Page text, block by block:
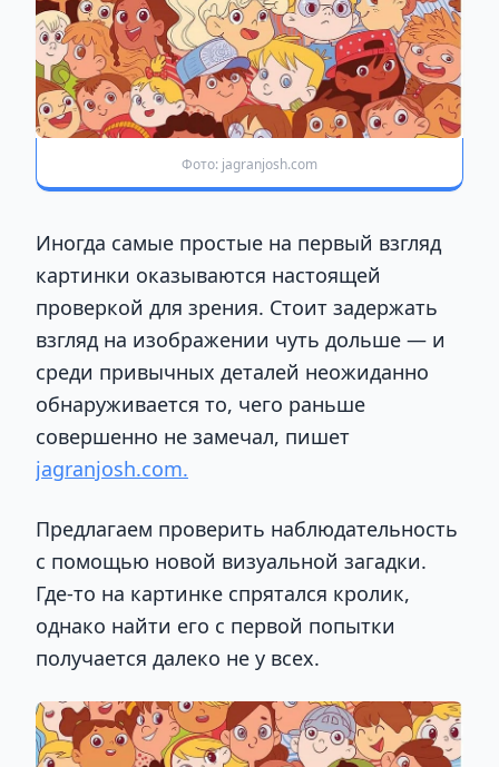
Фото: jagranjosh.com
Иногда самые простые на первый взгляд
картинки оказываются настоящей
проверкой для зрения. Стоит задержать
взгляд на изображении чуть дольше — и
среди привычных деталей неожиданно
обнаруживается то, чего раньше
совершенно не замечал, пишет
jagranjosh.com.
Предлагаем проверить наблюдательность
с помощью новой визуальной загадки.
Где-то на картинке спрятался кролик,
однако найти его с первой попытки
получается далеко не у всех.